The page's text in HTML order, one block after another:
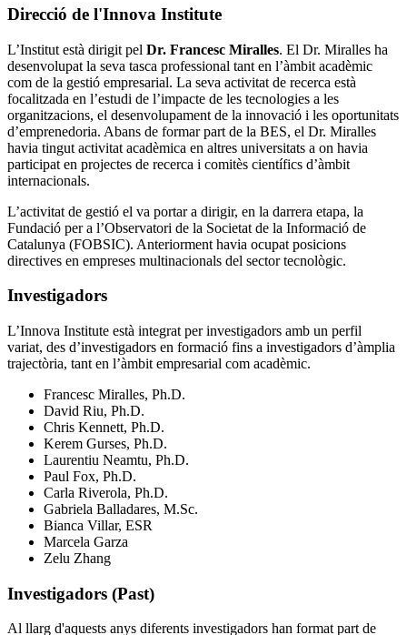
Direcció de l'Innova Institute
L’Institut està dirigit pel Dr. Francesc Miralles. El Dr. Miralles ha
desenvolupat la seva tasca professional tant en l’àmbit acadèmic
com de la gestió empresarial. La seva activitat de recerca està
focalitzada en l’estudi de l’impacte de les tecnologies a les
organitzacions, el desenvolupament de la innovació i les oportunitats
d’emprenedoria. Abans de formar part de la BES, el Dr. Miralles
havia tingut activitat acadèmica en altres universitats a on havia
participat en projectes de recerca i comitès científics d’àmbit
internacionals.
L’activitat de gestió el va portar a dirigir, en la darrera etapa, la
Fundació per a l’Observatori de la Societat de la Informació de
Catalunya (FOBSIC). Anteriorment havia ocupat posicions
directives en empreses multinacionals del sector tecnològic.
Investigadors
L’Innova Institute està integrat per investigadors amb un perfil
variat, des d’investigadors en formació fins a investigadors d’àmplia
trajectòria, tant en l’àmbit empresarial com acadèmic.
Francesc Miralles, Ph.D.
David Riu, Ph.D.
Chris Kennett, Ph.D.
Kerem Gurses, Ph.D.
Laurentiu Neamtu, Ph.D.
Paul Fox, Ph.D.
Carla Riverola, Ph.D.
Gabriela Balladares, M.Sc.
Bianca Villar, ESR
Marcela Garza
Zelu Zhang
Investigadors (Past)
Al llarg d'aquests anys diferents investigadors han format part de